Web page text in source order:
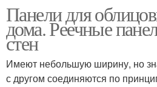
Панели для
дома. Реечные
стен
Имеют небольшую ширину, но
с другом соединяются по